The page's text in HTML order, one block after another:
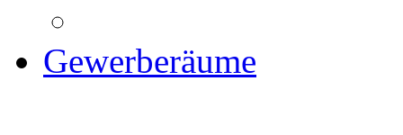
Gewerberäume